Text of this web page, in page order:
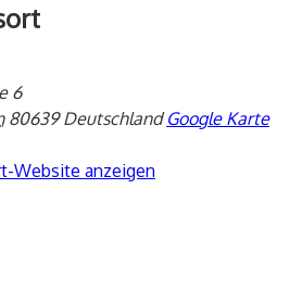
6
80639 Deutschland Google Karte
Website anzeigen